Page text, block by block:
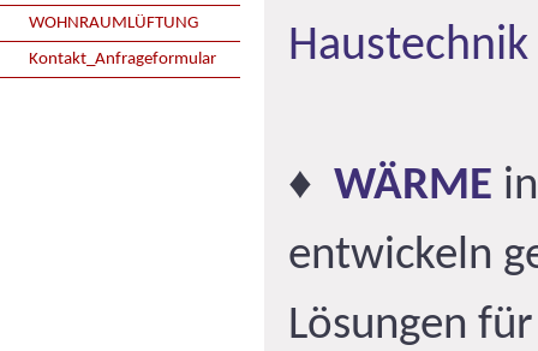
WOHNRAUMLÜFTUNG
Kontakt_Anfrageformular
♦ WÄRME
entwickeln
Lösungen